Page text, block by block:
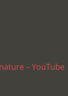
– YouTube